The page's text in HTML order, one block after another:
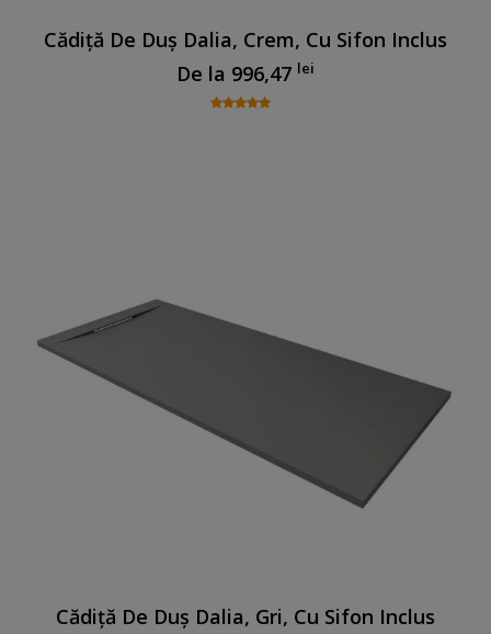
Cădiță De Duș Dalia, Crem, Cu Sifon Inclus
De la 996,47 lei
Cădiță De Duș Dalia, Gri, Cu Sifon Inclus